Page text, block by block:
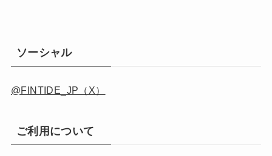
ソーシャル
@FINTIDE_JP（X）
ご利用について